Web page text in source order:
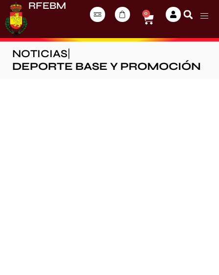
RFEBM
0
NOTICIAS
DEPORTE BASE Y PROMOCIÓN